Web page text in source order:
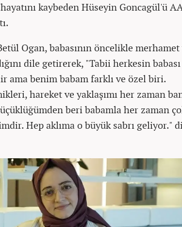
kaybeden Hüseyin Goncagül'ü
Ogan, babasının öncelikle merhamet
dile getirerek, "Tabii herkesin
ama benim babam farklı ve özel biri.
hareket ve yaklaşımı her zaman
beri babamla her zaman
Hep aklıma o büyük sabrı geliyor."